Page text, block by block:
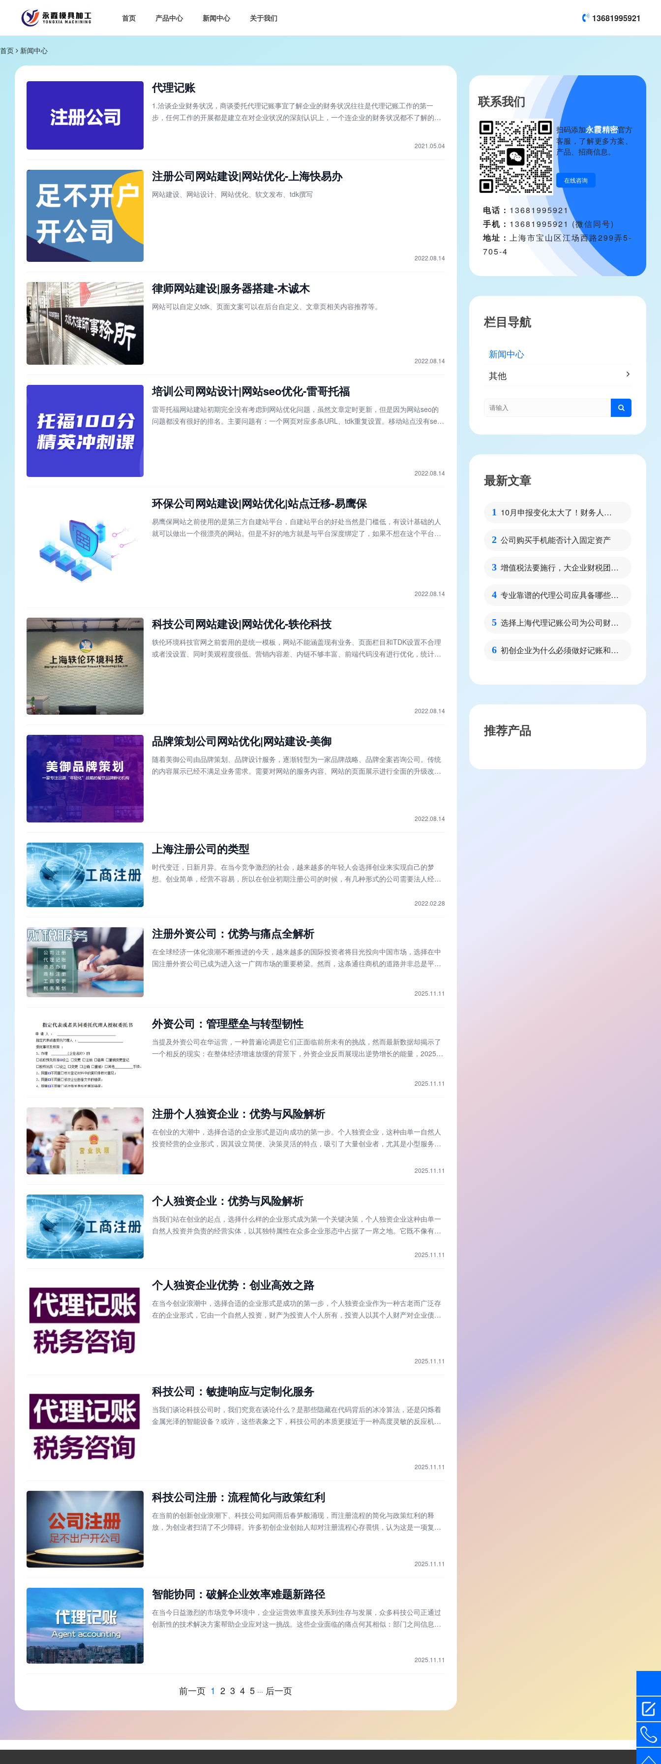
首页 产品中心 新闻中心 关于我们 13681995921
首页 新闻中心
代理记账
1.洽谈企业财务状况，商谈委托代理记账事宜了解企业的财务状况往往是代理记账工作的第一
步，任何工作的开展都是建立在对企业状况的深刻认识上，一个连企业的财务状况都不了解的团
2021.05.04
注册公司网站建设|网站优化-上海快易办
网站建设、网站设计、网站优化、软文发布、tdk撰写
2022.08.14
律师网站建设|服务器搭建-木诚木
网站可以自定义tdk、页面文案可以在后台自定义、文章页相关内容推荐等。
2022.08.14
培训公司网站设计|网站seo优化-雷哥托福
雷哥托福网站建站初期完全没有考虑到网站优化问题，虽然文章定时更新，但是因为网站seo的
问题都没有很好的排名。主要问题有：一个网页对应多条URL、tdk重复设置。移动站点没有seo
2022.08.14
环保公司网站建设|网站优化|站点迁移-易鹰保
易鹰保网站之前使用的是第三方自建站平台，自建站平台的好处当然是门槛低，有设计基础的人
就可以做出一个很漂亮的网站。但是不好的地方就是与平台深度绑定了，如果不想在这个平台
2022.08.14
科技公司网站建设|网站优化-轶伦科技
轶伦环境科技官网之前套用的是统一模板，网站不能涵盖现有业务、页面栏目和TDK设置不合理
或者没设置、同时美观程度很低、营销内容差、内链不够丰富、前端代码没有进行优化，统计代
2022.08.14
品牌策划公司网站优化|网站建设-美御
随着美御公司由品牌策划、品牌设计服务，逐渐转型为一家品牌战略、品牌全案咨询公司。传统
的内容展示已经不满足业务需求。需要对网站的服务内容、网站的页面展示进行全面的升级改
2022.08.14
上海注册公司的类型
时代变迁，日新月异。在当今竞争激烈的社会，越来越多的年轻人会选择创业来实现自己的梦
想。创业简单，经营不容易，所以在创业初期注册公司的时候，有几种形式的公司需要法人经营
2022.02.28
注册外资公司：优势与痛点全解析
在全球经济一体化浪潮不断推进的今天，越来越多的国际投资者将目光投向中国市场，选择在中
国注册外资公司已成为进入这一广阔市场的重要桥梁。然而，这条通往商机的道路并非总是平
2025.11.11
外资公司：管理壁垒与转型韧性
当提及外资公司在华运营，一种普遍论调是它们正面临前所未有的挑战，然而最新数据却揭示了
一个相反的现实：在整体经济增速放缓的背景下，外资企业反而展现出逆势增长的能量，2025年
2025.11.11
注册个人独资企业：优势与风险解析
在创业的大潮中，选择合适的企业形式是迈向成功的第一步。个人独资企业，这种由单一自然人
投资经营的企业形式，因其设立简便、决策灵活的特点，吸引了大量创业者，尤其是小型服务
2025.11.11
个人独资企业：优势与风险解析
当我们站在创业的起点，选择什么样的企业形式成为第一个关键决策，个人独资企业这种由单一
自然人投资并负责的经营实体，以其独特属性在众多企业形态中占据了一席之地。它既不像有限
2025.11.11
个人独资企业优势：创业高效之路
在当今创业浪潮中，选择合适的企业形式是成功的第一步，个人独资企业作为一种古老而广泛存
在的企业形式，它由一个自然人投资，财产为投资人个人所有，投资人以其个人财产对企业债务
2025.11.11
科技公司：敏捷响应与定制化服务
当我们谈论科技公司时，我们究竟在谈论什么？是那些隐藏在代码背后的冰冷算法，还是闪烁着
金属光泽的智能设备？或许，这些表象之下，科技公司的本质更接近于一种高度灵敏的反应机
2025.11.11
科技公司注册：流程简化与政策红利
在当前的创新创业浪潮下、科技公司如同雨后春笋般涌现，而注册流程的简化与政策红利的释
放，为创业者扫清了不少障碍。许多初创企业创始人却对注册流程心存畏惧，认为这是一项复杂
2025.11.11
智能协同：破解企业效率难题新路径
在当今日益激烈的市场竞争环境中，企业运营效率直接关系到生存与发展，众多科技公司正通过
创新性的技术解决方案帮助企业应对这一挑战。这些企业面临的痛点何其相似：部门之间信息壁
2025.11.11
前一页 1 2 3 4 5 ··· 后一页
联系我们
扫码添加永霞精密官方
客服，了解更多方案、
产品、招商信息。
在线咨询
电话： 13681995921
手机： 13681995921 (微信同号)
地址：上海市宝山区江场西路299弄5-
705-4
栏目导航
新闻中心
其他
最新文章
1 10月申报变化太大了！财务人请
2 公司购买手机能否计入固定资产
3 增值税法要施行，大企业财税团队
4 专业靠谱的代理公司应具备哪些特
5 选择上海代理记账公司为公司财税
6 初创企业为什么必须做好记账和报
推荐产品